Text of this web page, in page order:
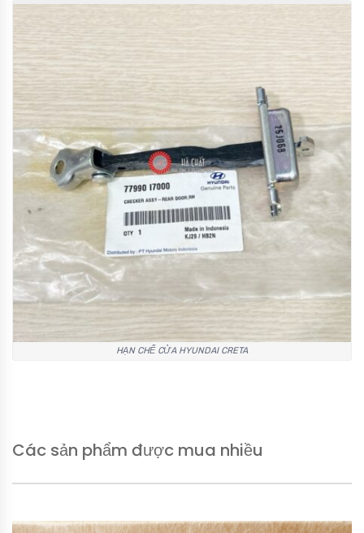
HẠN CHẾ CỬA HYUNDAI CRETA
Các sản phẩm được mua nhiều